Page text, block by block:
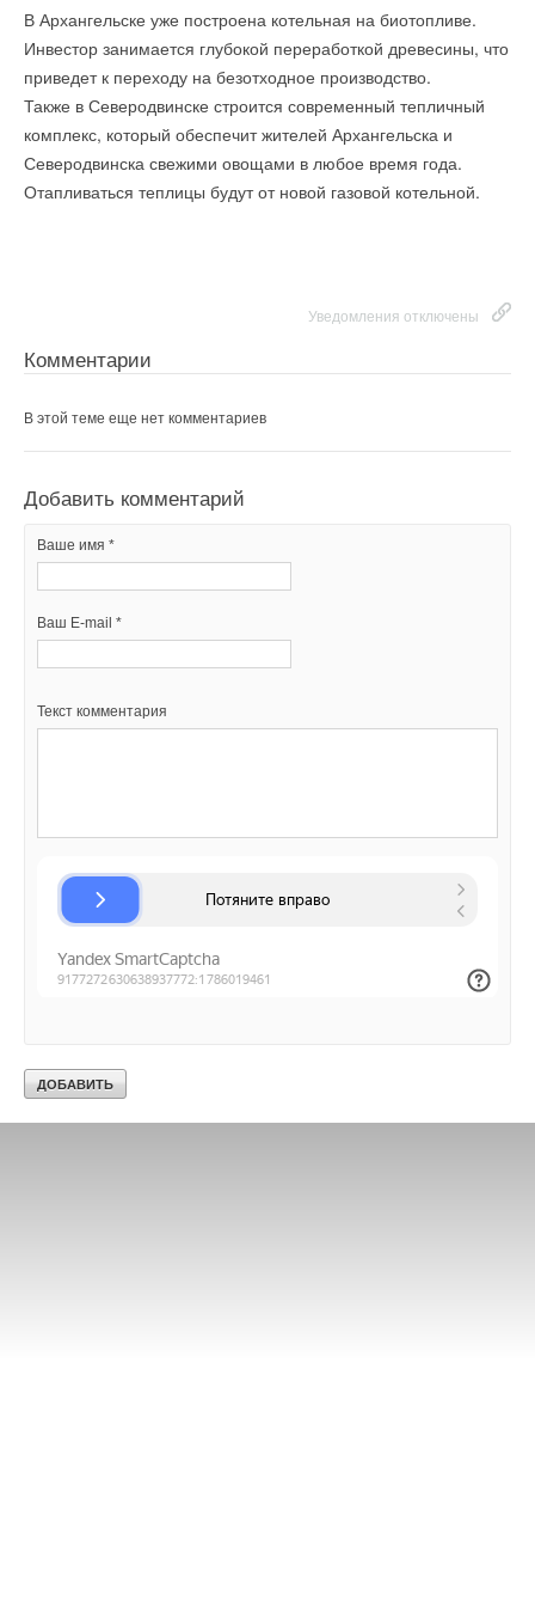
В Архангельске уже построена котельная на биотопливе.
Инвестор занимается глубокой переработкой древесины, что
приведет к переходу на безотходное производство.
Также в Северодвинске строится современный тепличный
комплекс, который обеспечит жителей Архангельска и
Северодвинска свежими овощами в любое время года.
Отапливаться теплицы будут от новой газовой котельной.
Уведомления отключены
Комментарии
В этой теме еще нет комментариев
Добавить комментарий
Ваше имя *
Ваш E-mail *
Текст комментария
приобретение новых мощностей послужит весомым
дополнением к уже существующему производству в
г.Тюмень, так как основанная стратегия развития компании
«Аделант» включает в себя расширение производства и
ассортиментной линейки продукции.
В феврале этого года компания «Аделант» планирует запуск
производства следующих видов продукции: трубы ПВХ
напорные с раструбом под уплотнительное кольцо, трубы
Комментарии
Добавить комментарий
Ваше имя *
Ваш E-mail *
Комментарии
В этой теме еще нет комментариев
Добавить комментарий
Ваше имя *
Текст комментария